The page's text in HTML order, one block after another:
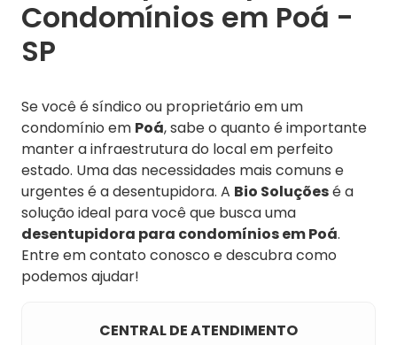
Condomínios em Poá -
SP
Se você é síndico ou proprietário em um
condomínio em Poá, sabe o quanto é importante
manter a infraestrutura do local em perfeito
estado. Uma das necessidades mais comuns e
urgentes é a desentupidora. A Bio Soluçõesé a
solução ideal para você que busca uma
desentupidora para condomínios em Poá.
Entre em contato conosco e descubra como
podemos ajudar!
CENTRAL DE ATENDIMENTO